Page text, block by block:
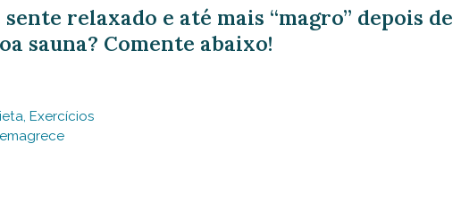
sente relaxado e até mais “magro” depois de
sauna? Comente abaixo!
, Exercícios